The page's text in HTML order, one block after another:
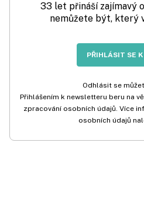
33 let přináší zajímavý
nemůžete být, který
PŘIHLÁSIT SE
Odhlásit se
Přihlášením k newsletteru beru na
zpracování osobních údajů. Více
osobních údajů